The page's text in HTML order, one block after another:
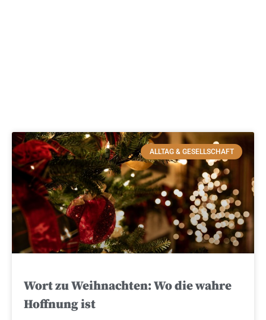
ALLTAG & GESELLSCHAFT
Wort zu Weihnachten: Wo die wahre
Hoffnung ist